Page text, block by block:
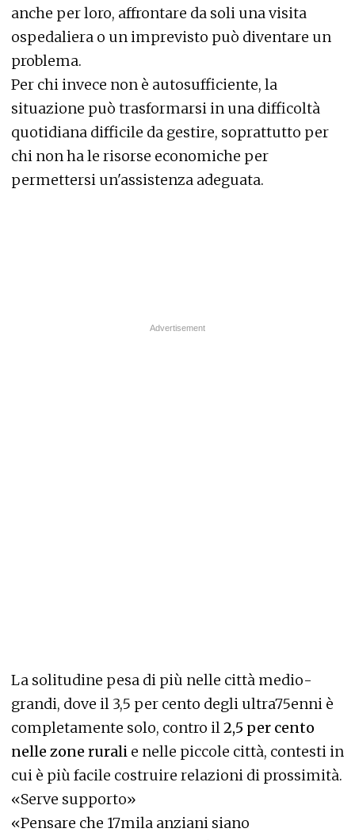
anche per loro, affrontare da soli una visita
ospedaliera o un imprevisto può diventare un
problema.
Per chi invece non è autosufficiente, la
situazione può trasformarsi in una difficoltà
quotidiana difficile da gestire, soprattutto per
chi non ha le risorse economiche per
permettersi un'assistenza adeguata.
La solitudine pesa di più nelle città medio-
grandi, dove il 3,5 per cento degli ultra75enni è
completamente solo, contro il2,5 per cento
nelle zone rurali e nelle piccole città, contesti in
cui è più facile costruire relazioni di prossimità.
«Serve supporto»
«Pensare che 17mila anziani siano